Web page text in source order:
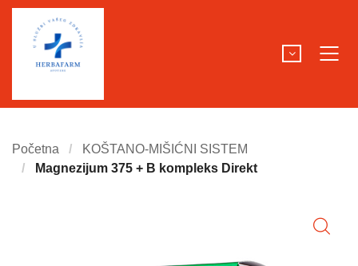
Početna
KOŠTANO-MIŠIĆNI SISTEM
Magnezijum 375 + B kompleks Direkt